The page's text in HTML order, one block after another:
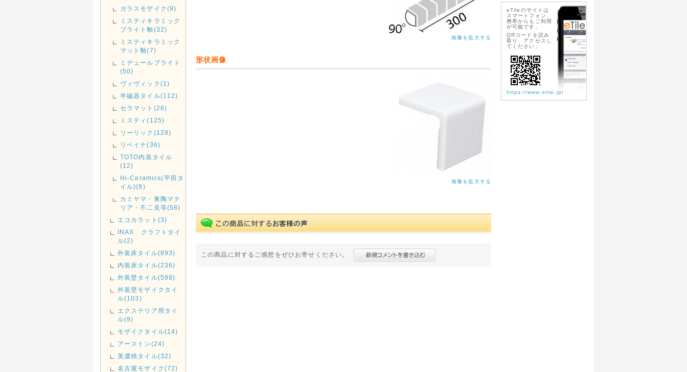
ガラスモザイク(9)
ミスティキラミック
ブライト釉(32)
ミスティキラミック
マット釉(7)
ミデュールブライト
(50)
ヴィヴィック(1)
半磁器タイル(112)
セラマット(26)
ミスティ(125)
リーリック(128)
リベイナ(36)
TOTO内装タイル
(12)
Hi-Ceramics(平田タ
イル)(9)
カミヤマ・東陶マテ
リア・不二見等(58)
エコカラット(3)
INAX クラフトタイ
ル(2)
外装床タイル(893)
内装床タイル(236)
外装壁タイル(598)
外装壁モザイクタイ
ル(103)
エクステリア用タイ
ル(9)
モザイクタイル(14)
アーストン(24)
美濃焼タイル(32)
名古屋モザイク(72)
画像を拡大する
形状画像
画像を拡大する
この商品に対するご感想をぜひお寄せください。
eTileのサイトは
スマートフォン、
携帯からもご利用
が可能です。
QRコードを読み
取り、アクセスし
てください。
https://www.etile.jp/